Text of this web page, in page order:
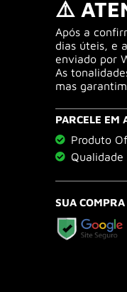
⚠️
Após a
dias úteis, e
enviado por
As
mas
PARCELE EM
Produto
SUA